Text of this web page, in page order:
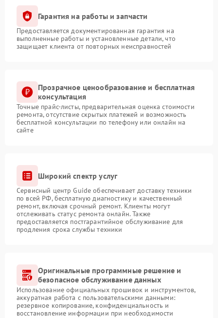
Гарантия на работы и запчасти
Предоставляется документированная гарантия на
выполненные работы и установленные детали, что
защищает клиента от повторных неисправностей
Прозрачное ценообразование и бесплатная
консультация
Точные прайс-листы, предварительная оценка стоимости
ремонта, отсутствие скрытых платежей и возможность
бесплатной консультации по телефону или онлайн на
сайте
Широкий спектр услуг
Сервисный центр Guide обеспечивает доставку техники
по всей РФ, бесплатную диагностику и качественный
ремонт, включая срочный ремонт. Клиенты могут
отслеживать статус ремонта онлайн. Также
предоставляется постгарантийное обслуживание для
продления срока службы техники
Оригинальные программные решение и
безопасное обслуживание данных
Использование официальных прошивок и инструментов,
аккуратная работа с пользовательскими данными:
резервное копирование, конфиденциальность и
восстановление информации при необходимости